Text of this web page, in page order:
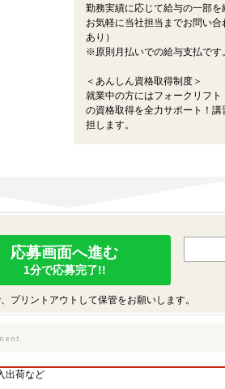
勤務実績に応じて給与の一部
お気軽に当社担当までお問い
あり）
※原則月払いでの給与支払です。
＜あんしん資格取得制度＞
就業中の方にはフォークリフ
の資格取得を全力サポート！
担します。
応募画面へ進む
1分で応募完了!!
リントアウトして保管をお願いします。
出荷など